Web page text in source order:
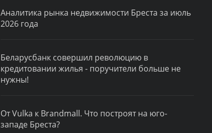
Аналитика рынка недвижимости Бреста за июль
2026 года
Беларусбанк совершил революцию в
кредитовании жилья - поручители больше не
нужны!
От Vulka к Brandmall. Что построят на юго-
западе Бреста?